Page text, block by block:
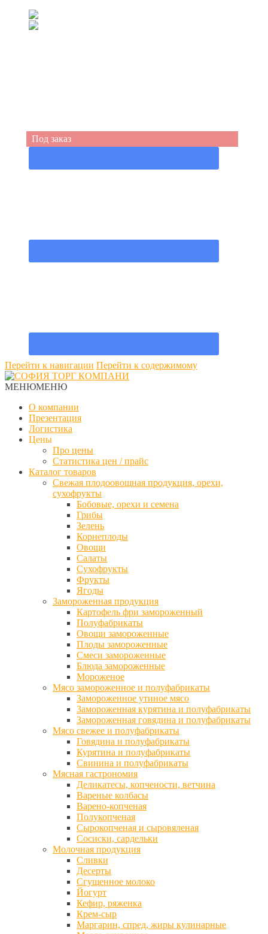
Перейти к навигации Перейти к содержимому
МЕНЮМЕНЮ
О компании
Презентация
Логистика
Цены
Про цены
Статистика цен / прайс
Каталог товаров
Свежая плодоовощная продукция, орехи,
сухофрукты
Бобовые, орехи и семена
Грибы
Зелень
Корнеплоды
Овощи
Салаты
Сухофрукты
Фрукты
Ягоды
Замороженная продукция
Картофель фри замороженный
Полуфабрикаты
Овощи замороженные
Плоды замороженные
Смеси замороженные
Блюда замороженные
Мороженое
Мясо замороженное и полуфабрикаты
Замороженное утиное мясо
Замороженная курятина и полуфабрикаты
Замороженная говядина и полуфабрикаты
Мясо свежее и полуфабрикаты
Говядина и полуфабрикаты
Курятина и полуфабрикаты
Свинина и полуфабрикаты
Мясная гастрономия
Деликатесы, копчености, ветчина
Вареные колбасы
Варено-копченая
Полукопченая
Сырокопченая и сыровяленая
Сосиски, сардельки
Молочная продукция
Сливки
Десерты
Сгущенное молоко
Йогурт
Кефир, ряженка
Крем-сыр
Маргарин, спред, жиры кулинарные